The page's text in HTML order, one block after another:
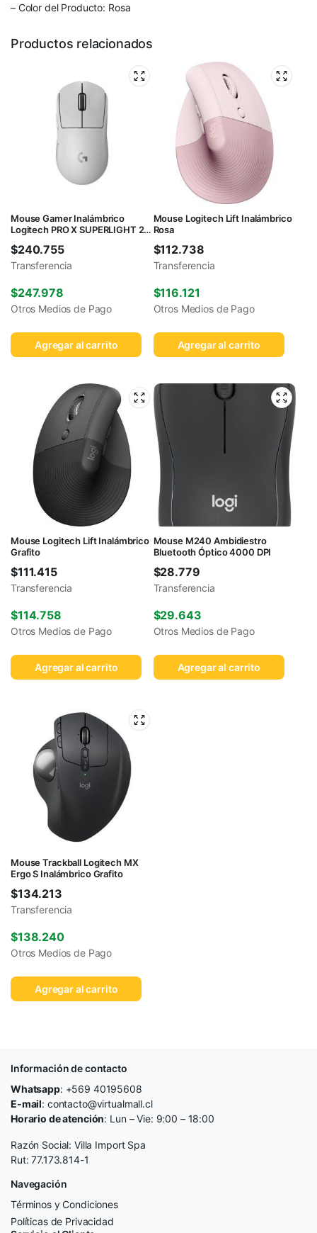
– Color del Producto: Rosa
Productos relacionados
Mouse Gamer Inalámbrico
Logitech PRO X SUPERLIGHT 2
$240.755
Transferencia
$247.978
Otros Medios de Pago
Agregar al carrito
Mouse Logitech Lift Inalámbrico
Rosa
$112.738
Transferencia
$116.121
Otros Medios de Pago
Agregar al carrito
Mouse Logitech Lift Inalámbrico
Grafito
$111.415
Transferencia
$114.758
Otros Medios de Pago
Agregar al carrito
Mouse M240 Ambidiestro
Bluetooth Óptico 4000 DPI
$28.779
Transferencia
$29.643
Otros Medios de Pago
Agregar al carrito
Mouse Trackball Logitech MX
Ergo S Inalámbrico Grafito
$134.213
Transferencia
$138.240
Otros Medios de Pago
Agregar al carrito
Información de contacto
Whatsapp: +569 40195608
E-mail: contacto@virtualmall.cl
Horario de atención: Lun – Vie: 9:00 – 18:00
Razón Social: Villa Import Spa
Rut: 77.173.814-1
Navegación
Términos y Condiciones
Políticas de Privacidad